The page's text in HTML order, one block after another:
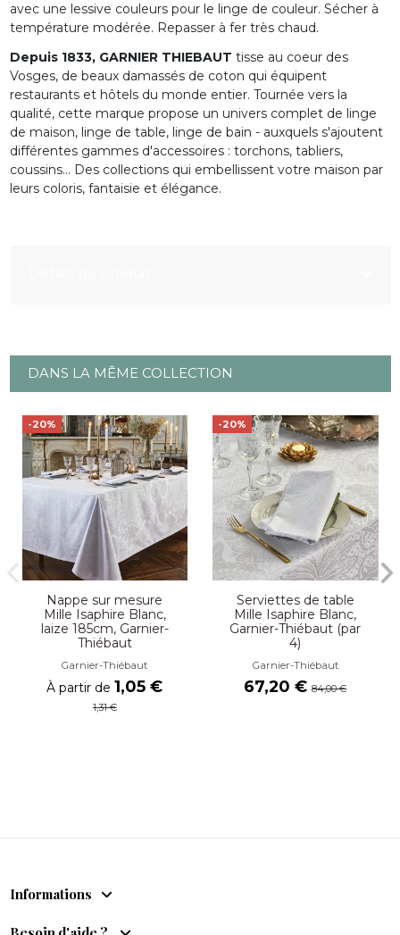
avec une lessive couleurs pour le linge de couleur. Sécher à
température modérée. Repasser à fer très chaud.
Depuis 1833, GARNIER THIEBAUT tisse au coeur des
Vosges, de beaux damassés de coton qui équipent
restaurants et hôtels du monde entier. Tournée vers la
qualité, cette marque propose un univers complet de linge
de maison, linge de table, linge de bain - auxquels s'ajoutent
différentes gammes d'accessoires : torchons, tabliers,
coussins... Des collections qui embellissent votre maison par
leurs coloris, fantaisie et élégance.
DANS LA MÊME COLLECTION
-20%
Nappe sur mesure
Mille Isaphire Blanc,
laize 185cm, Garnier-
Thiébaut
Garnier-Thiébaut
À partir de1,05 €
1,31 €
-20%
Serviettes de table
Mille Isaphire Blanc,
Garnier-Thiébaut (par
4)
Garnier-Thiébaut
67,20 €84,00 €
Informations